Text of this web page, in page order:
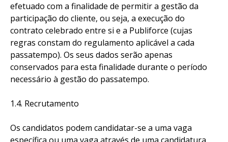
efetuado com a finalidade de permitir a gestão da
participação do cliente, ou seja, a execução do
contrato celebrado entre si e a Publiforce (cujas
regras constam do regulamento aplicável a cada
passatempo). Os seus dados serão apenas
conservados para esta finalidade durante o período
necessário à gestão do passatempo.
1.4. Recrutamento
Os candidatos podem candidatar-se a uma vaga